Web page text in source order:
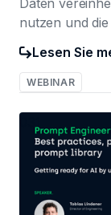
Daten
nutzen und
Lesen Sie
WEBINAR